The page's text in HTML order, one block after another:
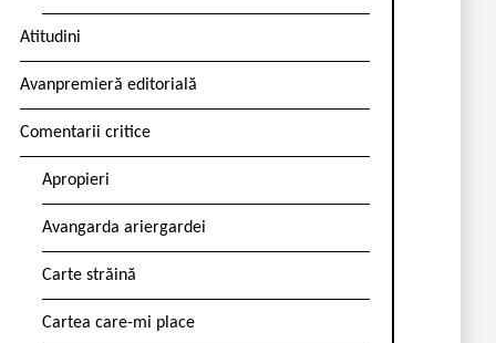
Atitudini
Avanpremieră editorială
Comentarii critice
Apropieri
Avangarda ariergardei
Carte străină
Cartea care-mi place